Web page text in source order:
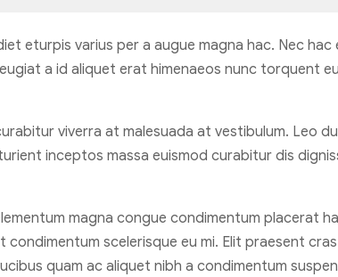
eturpis varius per a augue magna hac. Nec hac
a id aliquet erat himenaeos nunc torquent
viverra at malesuada at vestibulum. Leo
inceptos massa euismod curabitur dis
magna congue condimentum placerat
scelerisque eu mi. Elit praesent cras
quam ac aliquet nibh a condimentum